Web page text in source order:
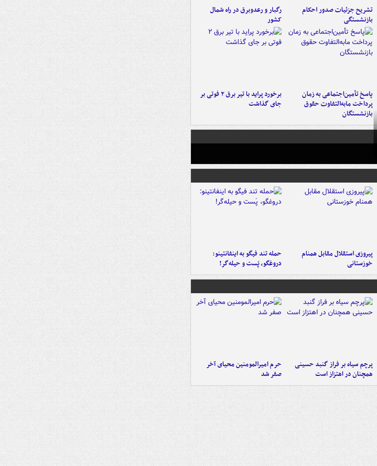
تشریح جزئیات صدور احکام
بازنشستگی
رگبار و رعدوبرق در راه شمال
کشور
پاسخ تأمین‌اجتماعی به زمان
پرداخت مابه‌التفاوت حقوق
بازنشستگان
برخورد پراید با تیر برق ۲ فوتی بر
جای گذاشت
پیروزی استقلال مقابل همنام
خوزستانی
حمله تند فیگو به اینفانتینو:
دروغگو، پَست‌ و حیله‌گر!
پرچم سیاه بر فراز گنبد حسینی
همچنان در اهتزاز است
حرم امیرالمومنین محیای آخر
صفر شد